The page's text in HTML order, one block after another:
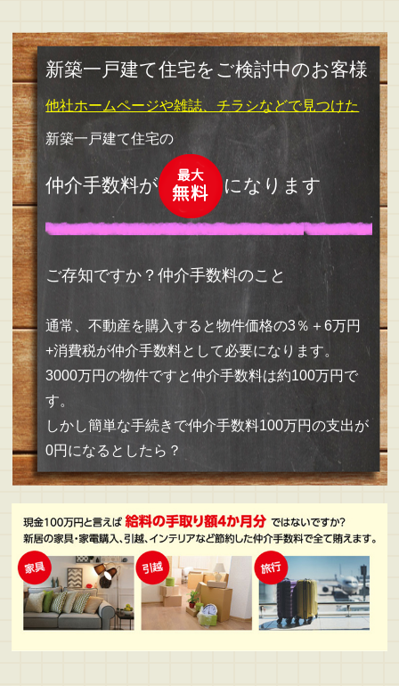
代表挨拶
ニュース
会社概要
お問い合わせ
プライバシーポリシー
サイトマップ
新築一戸建て住宅をご検討中のお客様
他社ホームページや雑誌、チラシなどで見つけた
新築一戸建て住宅の
仲介手数料が になります
ご存知ですか？仲介手数料のこと
通常、不動産を購入すると物件価格の3％＋6万円
+消費税が仲介手数料として必要になります。
3000万円の物件ですと仲介手数料は約100万円で
す。
しかし簡単な手続きで仲介手数料100万円の支出が
0円になるとしたら？